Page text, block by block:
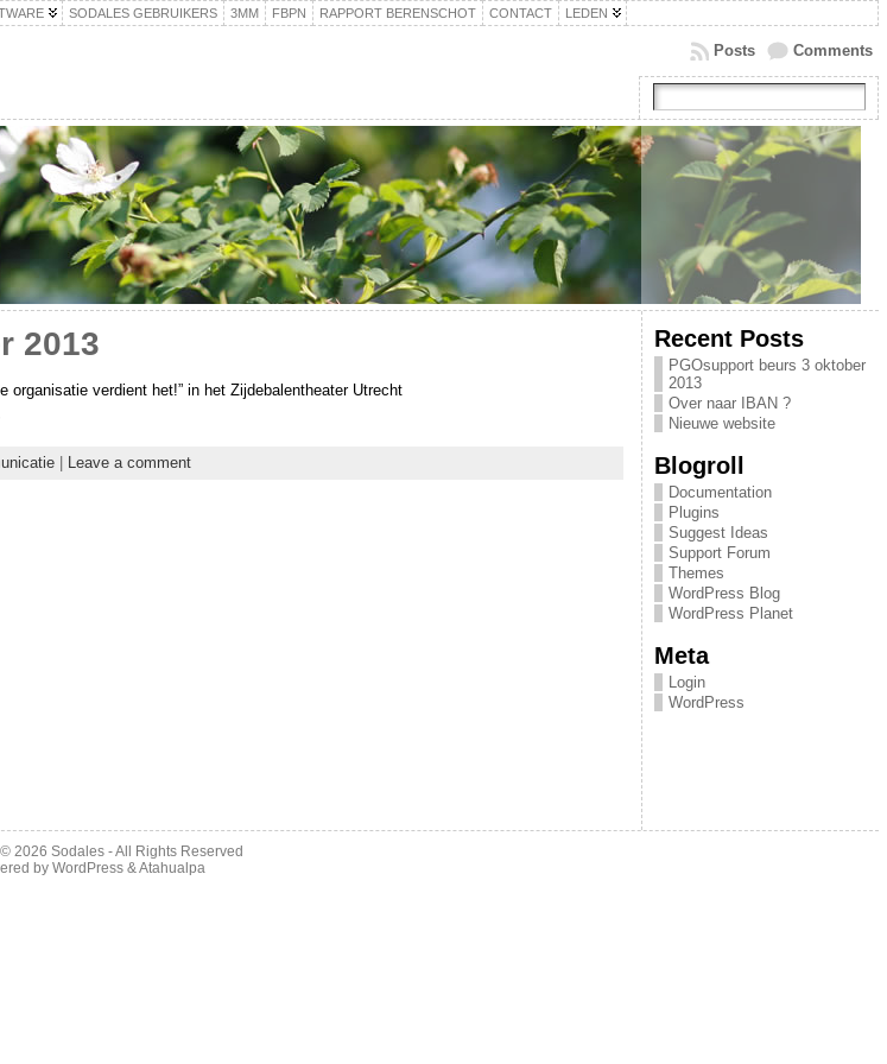
SODALES GEBRUIKERS 3MM FBPN RAPPORT BERENSCHOT CONTACT LEDEN
Comments
Posts
2013
verdient het!” in het Zijdebalentheater Utrecht
| Leave a comment
Recent Posts
PGOsupport beurs 3 oktober
2013
Over naar IBAN ?
Nieuwe website
Blogroll
Documentation
Plugins
Suggest Ideas
Support Forum
Themes
WordPress Blog
WordPress Planet
Meta
Login
WordPress
© 2026Sodales - All Rights Reserved
byWordPress &Atahualpa